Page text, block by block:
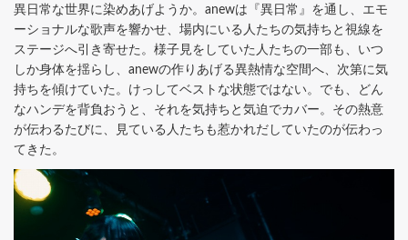
異日常な世界に染めあげようか。anewは『異日常』を通し、エモ
ーショナルな歌声を響かせ、場内にいる人たちの気持ちと視線を
ステージへ引き寄せた。様子見をしていた人たちの一部も、いつ
しか身体を揺らし、anewの作りあげる異熱情な空間へ、次第に気
持ちを傾けていた。けっしてベストな状態ではない。でも、どん
なハンデを背負おうと、それを気持ちと気迫でカバー。その熱意
が伝わるたびに、見ている人たちも惹かれだしていたのが伝わっ
てきた。